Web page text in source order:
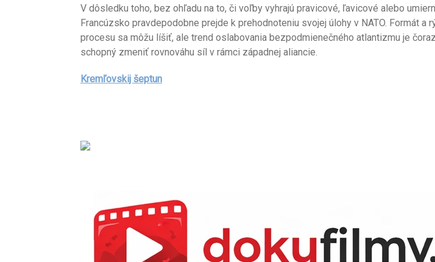
V dôsledku toho, bez ohľadu na to, či voľby vyhrajú pravicové, ľavicové alebo
Francúzsko pravdepodobne prejde k prehodnoteniu svojej úlohy v NATO. Formát a
procesu sa môžu líšiť, ale trend oslabovania bezpodmienečného atlantizmu je
schopný zmeniť rovnováhu síl v rámci západnej aliancie.
Kremľovskij šeptun